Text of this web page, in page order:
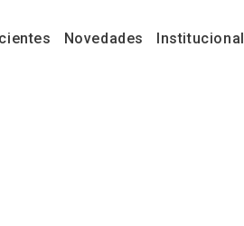
Novedades Institucional